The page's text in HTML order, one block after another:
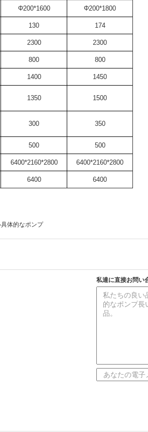
Φ200*1600 Φ200*1800
130 174
2300 2300
800 800
1400
1450
1350 1500
300 350
500 500
6400*2160*2800 6400*2160*2800
6400 6400
体的なポンプ
私達に直接お問い